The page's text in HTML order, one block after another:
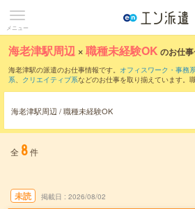
メニュー
海老津駅周辺 ×職種未経験OK のお仕
海老津駅の派遣のお仕事情報です。 オフィスワーク・事務
系、 クリエイティブ系などのお仕事を取り揃えています。
海老津駅周辺 / 職種未経験OK
全 8件
未読 掲載日 2026/08/02